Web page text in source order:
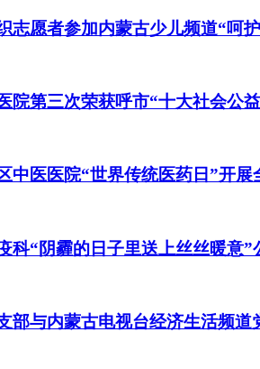
志愿者参加内蒙古少儿频道“呵
院第三次荣获呼市“十大社会公
中医医院“世界传统医药日”开展
科“阴霾的日子里送上丝丝暖意”
部与内蒙古电视台经济生活频